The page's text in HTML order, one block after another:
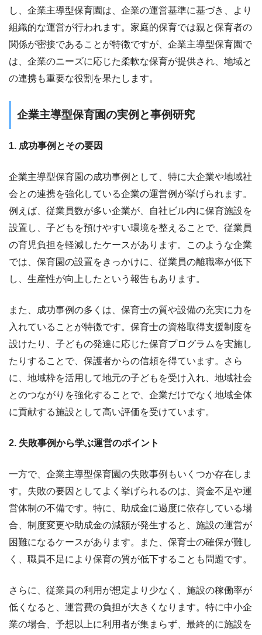
し、企業主導型保育園は、企業の運営基準に基づき、より
組織的な運営が行われます。家庭的保育では親と保育者の
関係が密接であることが特徴ですが、企業主導型保育園で
は、企業のニーズに応じた柔軟な保育が提供され、地域と
の連携も重要な役割を果たします。
企業主導型保育園の実例と事例研究
1. 成功事例とその要因
企業主導型保育園の成功事例として、特に大企業や地域社
会との連携を強化している企業の運営例が挙げられます。
例えば、従業員数が多い企業が、自社ビル内に保育施設を
設置し、子どもを預けやすい環境を整えることで、従業員
の育児負担を軽減したケースがあります。このような企業
では、保育園の設置をきっかけに、従業員の離職率が低下
し、生産性が向上したという報告もあります。
また、成功事例の多くは、保育士の質や設備の充実に力を
入れていることが特徴です。保育士の資格取得支援制度を
設けたり、子どもの発達に応じた保育プログラムを実施し
たりすることで、保護者からの信頼を得ています。さら
に、地域枠を活用して地元の子どもを受け入れ、地域社会
とのつながりを強化することで、企業だけでなく地域全体
に貢献する施設として高い評価を受けています。
2. 失敗事例から学ぶ運営のポイント
一方で、企業主導型保育園の失敗事例もいくつか存在しま
す。失敗の要因としてよく挙げられるのは、資金不足や運
営体制の不備です。特に、助成金に過度に依存している場
合、制度変更や助成金の減額が発生すると、施設の運営が
困難になるケースがあります。また、保育士の確保が難し
く、職員不足により保育の質が低下することも問題です。
さらに、従業員の利用が想定より少なく、施設の稼働率が
低くなると、運営費の負担が大きくなります。特に中小企
業の場合、予想以上に利用者が集まらず、最終的に施設を